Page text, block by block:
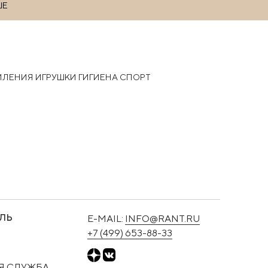
ИГРУШКИ ГИГИЕНА СПОРТ
E-MAIL: INFO@RANT.RU
+7 (499) 653-88-33